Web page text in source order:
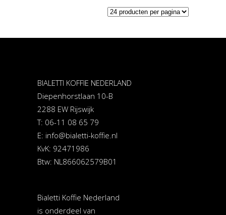
BIALETTI KOFFIE NEDERLAND
Diepenhorstlaan 10-B
2288 EW Rijswijk
T: 06-11 08 65 79
E: info@bialetti-koffie.nl
KvK: 92471986
Btw: NL866062579B01
Bialetti Koffie Nederland
is onderdeel van